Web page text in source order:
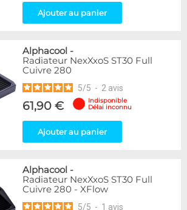
Ajouter au panier
Alphacool -
Radiateur NexXxoS ST30 Full
Cuivre 280
5/5 - 2 avis
61,90 €
Indisponible
Délai inconnu
Ajouter au panier
Alphacool -
Radiateur NexXxoS ST30 Full
Cuivre 280 - XFlow
5/5 - 1 avis